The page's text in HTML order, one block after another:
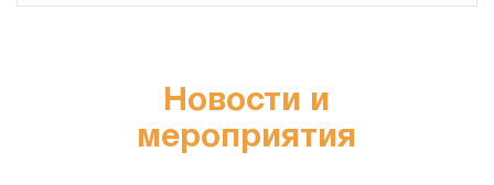
Новости и
мероприятия